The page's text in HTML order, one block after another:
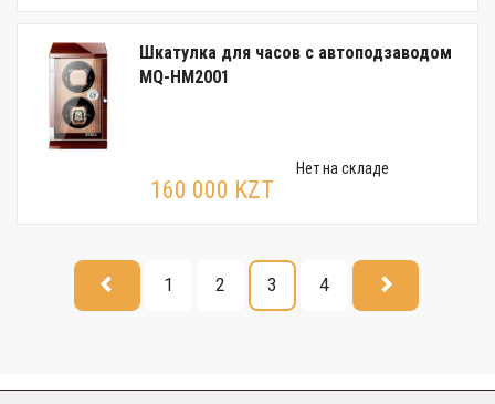
Шкатулка для часов с автоподзаводом
MQ-HM2001
160 000 KZT
Нет на складе
1 2 3 4